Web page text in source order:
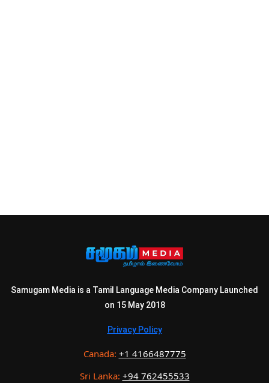
Samugam Media is a Tamil Language Media Company Launched
on 15 May 2018
Privacy Policy
Canada: +1 4166487775
Sri Lanka: +94 762455533